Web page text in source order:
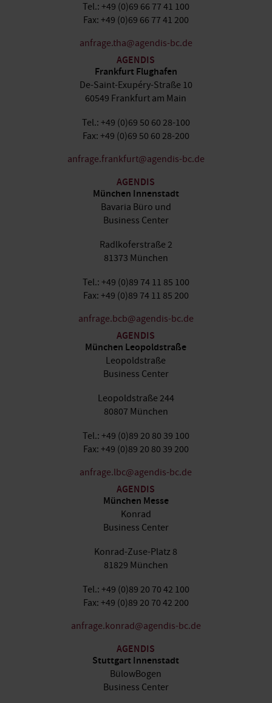
Tel.: +49 (0)69 66 77 41 100
Fax: +49 (0)69 66 77 41 200
anfrage.tha@agendis-bc.de
AGENDIS
Frankfurt Flughafen
De-Saint-Exupéry-Straße 10
60549 Frankfurt am Main
Tel.: +49 (0)69 50 60 28-100
Fax: +49 (0)69 50 60 28-200
anfrage.frankfurt@agendis-bc.de
AGENDIS
München Innenstadt
Bavaria Büro und
Business Center
Radlkoferstraße 2
81373 München
Tel.: +49 (0)89 74 11 85 100
Fax: +49 (0)89 74 11 85 200
anfrage.bcb@agendis-bc.de
AGENDIS
München Leopoldstraße
Leopoldstraße
Business Center
Leopoldstraße 244
80807 München
Tel.: +49 (0)89 20 80 39 100
Fax: +49 (0)89 20 80 39 200
anfrage.lbc@agendis-bc.de
AGENDIS
München Messe
Konrad
Business Center
Konrad-Zuse-Platz 8
81829 München
Tel.: +49 (0)89 20 70 42 100
Fax: +49 (0)89 20 70 42 200
anfrage.konrad@agendis-bc.de
AGENDIS
Stuttgart Innenstadt
BülowBogen
Business Center